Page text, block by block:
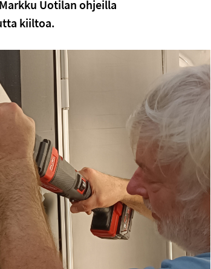
Uotilan ohjeilla
kiiltoa.